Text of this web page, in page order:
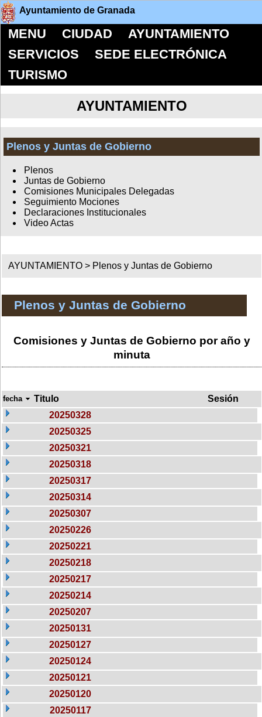
Ayuntamiento de Granada
MENU CIUDAD
AYUNTAMIENTO
SERVICIOS
SEDE ELECTRÓNICA
TURISMO
AYUNTAMIENTO
Plenos y Juntas de Gobierno
Plenos
Juntas de Gobierno
Comisiones Municipales Delegadas
Seguimiento Mociones
Declaraciones Institucionales
Video Actas
AYUNTAMIENTO > Plenos y Juntas de Gobierno
Plenos y Juntas de Gobierno
Comisiones y Juntas de Gobierno por año y
minuta
fecha Titulo
Sesión
20250328
20250325
20250321
20250318
20250317
20250314
20250307
20250226
20250221
20250218
20250217
20250214
20250207
20250131
20250127
20250124
20250121
20250120
20250117